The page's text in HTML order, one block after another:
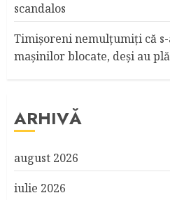
scandalos
Timişoreni nemulţumiţi că
maşinilor blocate, deşi au
ARHIVĂ
august 2026
iulie 2026